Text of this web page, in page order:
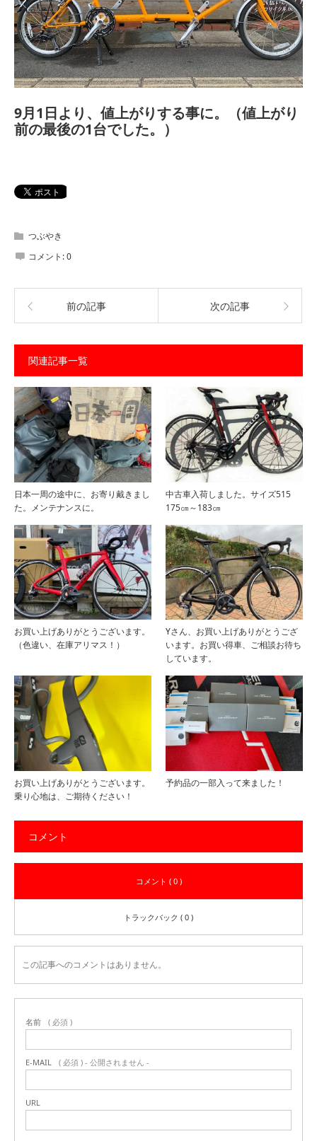
9月1日より、値上がりする事に。（値上がり
前の最後の1台でした。）
つぶやき
コメント:0
前の記事 次の記事
関連記事一覧
日本一周の途中に、お寄り戴きまし
た。メンテナンスに。
中古車入荷しました。サイズ515
175㎝～183㎝
お買い上げありがとうございます。
（色違い、在庫アリマス！）
Yさん、お買い上げありがとうござ
います。お買い得車、ご相談お待ち
しています。
お買い上げありがとうございます。
乗り心地は、ご期待ください！
予約品の一部入って来ました！
コメント
コメント ( 0 )
トラックバック ( 0 )
この記事へのコメントはありません。
名前 ( 必須 )
E-MAIL ( 必須 ) - 公開されません -
URL